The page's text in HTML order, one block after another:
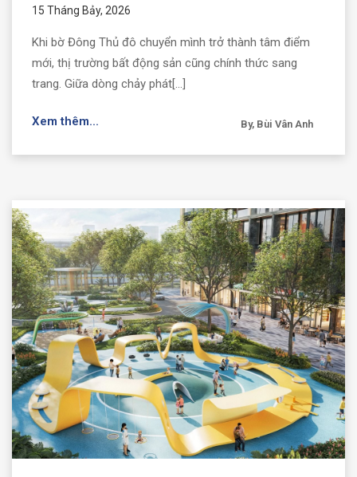
15 Tháng Bảy, 2026
Khi bờ Đông Thủ đô chuyển mình trở thành tâm điểm
mới, thị trường bất động sản cũng chính thức sang
trang. Giữa dòng chảy phát[...]
Xem thêm... By, Bùi Vân Anh